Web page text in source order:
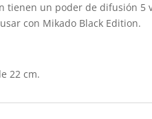
tienen un poder de difusión 5
con Mikado Black Edition.
22 cm.